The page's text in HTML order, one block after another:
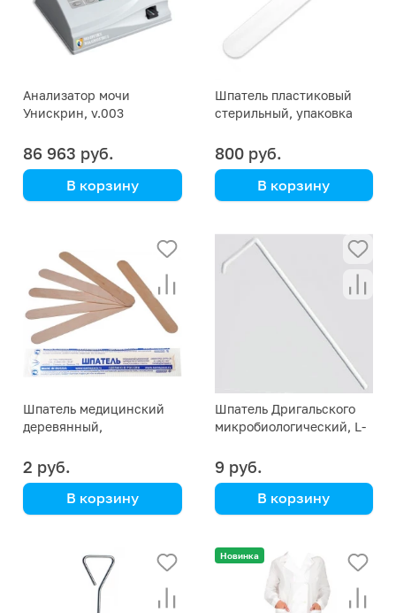
Анализатор мочи
Унискрин, v.003
дисплеем, клавиатурой и
принтером)
86 963 руб.
В корзину
Шпатель пластиковый
стерильный, упаковка
800 руб.
В корзину
Шпатель медицинский
деревянный,
2 руб.
В корзину
Шпатель Дригальского
микробиологический, L-
стерильный
9 руб.
В корзину
полистирол, инд. уп.
Новинка